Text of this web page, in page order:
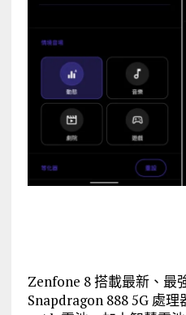
Zenfone 8 搭載最新、最
Snapdragon 888 5G 處